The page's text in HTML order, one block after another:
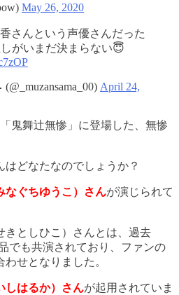
May 26, 2020
さんという声優さんだった
がいまだ決まらない😇
April 24,
鬼舞辻無惨」に登場した、無惨
どなたなのでしょうか？
なぐちゆうこ）さんが演じられて
きとしひこ）さんとは、過去
でも共演されており、ファンの
せとなりました。
しはるか）さんが起用されていま